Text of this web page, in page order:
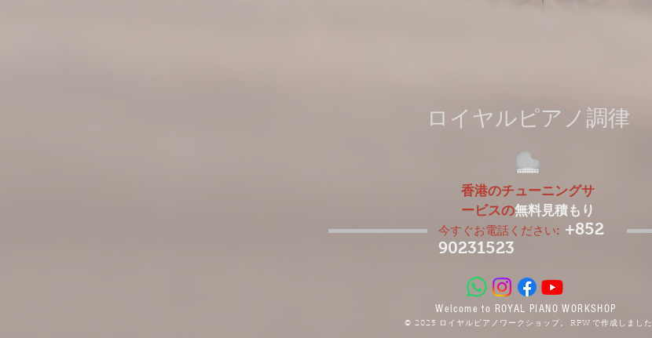
ロイヤルピアノ調律
Welcome to ROYAL PIANO WORKSHOP
今すぐお電話ください: +852
90231523
© 2025 ロイヤルピアノワークショップ。 RPW で作成しました
香港のチューニングサ
ービスの無料見積もり